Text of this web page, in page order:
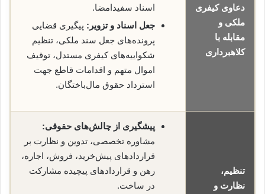
دعاوی کیفری
ملکی و
مقابله با
کلاهبرداری
اسناد سفیدامضا.
جعل اسناد و تزویر: پیگیری قضایی
پرونده‌های جعل سند ملکی، تنظیم
شکواییه‌های کیفری مستدل، توقیف
اموال متهم و اقدامات قاطع جهت
استرداد حقوق مال‌باختگان.
تنظیم،
نظارت و
پیشگیری از چالش‌های حقوقی:
مشاوره تخصصی، تدوین و نظارت بر
قراردادهای پیش‌خرید، فروش، اجاره،
رهن و قراردادهای پیچیده مشارکت
در ساخت.